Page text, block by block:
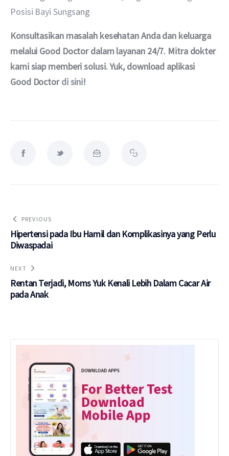
Posisi Bayi Sungsang
Konsultasikan masalah kesehatan Anda dan keluarga
melalui Good Doctor dalam layanan 24/7. Mitra dokter
kami siap memberi solusi. Yuk, download aplikasi
Good Doctor di sini!
PREVIOUS
Hipertensi pada Ibu Hamil dan Komplikasinya yang Perlu
Diwaspadai
NEXT
Rentan Terjadi, Moms Yuk Kenali Lebih Dalam Cacar Air
pada Anak